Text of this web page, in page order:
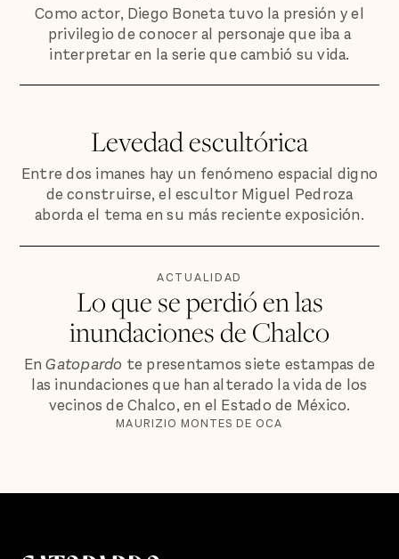
Como actor, Diego Boneta tuvo la presión y el
privilegio de conocer al personaje que iba a
interpretar en la serie que cambió su vida.
Levedad escultórica
Entre dos imanes hay un fenómeno espacial digno
de construirse, el escultor Miguel Pedroza
aborda el tema en su más reciente exposición.
ACTUALIDAD
Lo que se perdió en las
inundaciones de Chalco
EnGatopardo te presentamos siete estampas de
las inundaciones que han alterado la vida de los
vecinos de Chalco, en el Estado de México.
MAURIZIO MONTES DE OCA